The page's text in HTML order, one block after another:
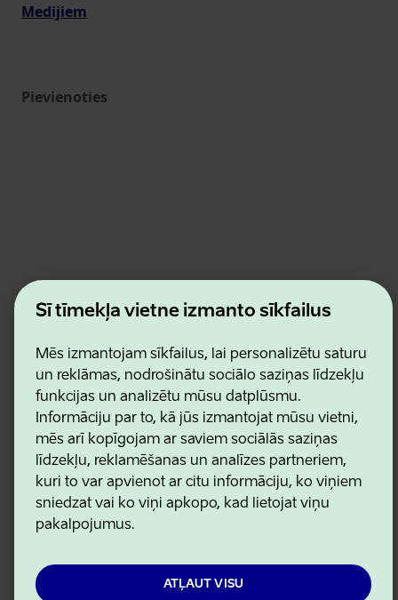
Šī tīmekļa vietne izmanto sīkfailus
Mēs izmantojam sīkfailus, lai personalizētu saturu
un reklāmas, nodrošinātu sociālo saziņas līdzekļu
funkcijas un analizētu mūsu datplūsmu.
Informāciju par to, kā jūs izmantojat mūsu vietni,
mēs arī kopīgojam ar saviem sociālās saziņas
līdzekļu, reklamēšanas un analīzes partneriem,
kuri to var apvienot ar citu informāciju, ko viņiem
sniedzat vai ko viņi apkopo, kad lietojat viņu
pakalpojumus.
ATĻAUT VISU
Medijiem
Pievienoties
Estonian Business and Innovation Agency
Kontakti
Lietošanas noteikumi
Sīkdatņu un konfidencialitātes politika